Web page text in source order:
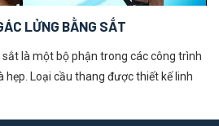
LỬNG BẰNG SẮT
là một bộ phận trong các công trình
hẹp. Loại cầu thang được thiết kế linh
sử dụng. Khả năng gấp gọn vô cùng